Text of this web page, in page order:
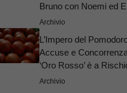
Bruno con Noemi ed
Archivio
L’Impero del
Accuse e
‘Oro Rosso’ è a
Archivio